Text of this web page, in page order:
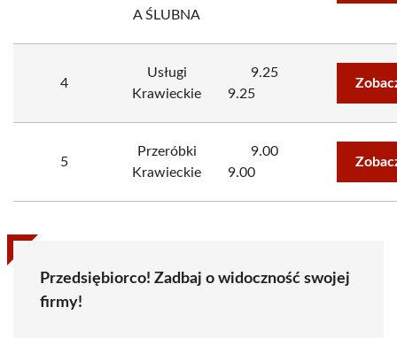
A ŚLUBNA
4
Usługi
Krawieckie
9.25
9.25
5
Przeróbki
Krawieckie
9.00
9.00
Przedsiębiorco! Zadbaj o widoczność swojej
firmy!